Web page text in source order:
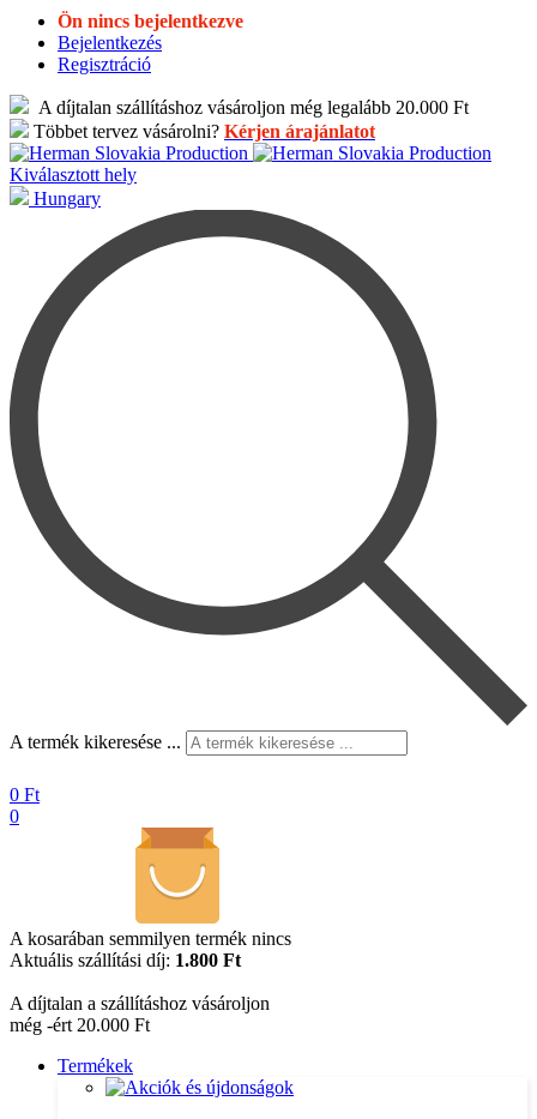
Ön nincs bejelentkezve
Bejelentkezés
Regisztráció
A díjtalan szállításhoz vásároljon még legalább 20.000 Ft
Többet tervez vásárolni? Kérjen árajánlatot
Kiválasztott hely
Hungary
A termék kikeresése ...
0 Ft
0
A kosarában semmilyen termék nincs
Aktuális szállítási díj: 1.800 Ft
A díjtalan a szállításhoz vásároljon
még -ért 20.000 Ft
Termékek